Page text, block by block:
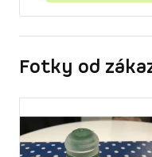
Fotky od